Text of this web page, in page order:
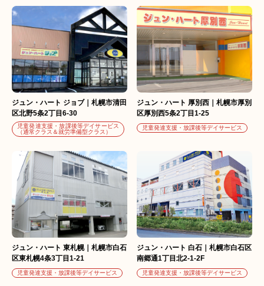
ジュン・ハート ジョブ｜札幌市清田
区北野5条2丁目6-30
児童発達支援・放課後等デイサービス
（通常クラス＆就労準備型クラス）
ジュン・ハート 厚別西｜札幌市厚別
区厚別西5条2丁目1-25
児童発達支援・放課後等デイサービス
ジュン・ハート 東札幌｜札幌市白石
区東札幌4条3丁目1-21
児童発達支援・放課後等デイサービス
ジュン・ハート 白石｜札幌市白石区
南郷通1丁目北2-1-2F
児童発達支援・放課後等デイサービス